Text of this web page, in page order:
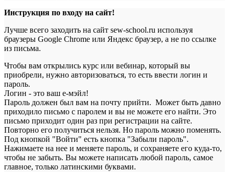
Инструкция по входу на сайт!
Лучше всего заходить на сайт sew-school.ru используя
браузеры Google Chrome или Яндекс браузер, а не по ссылке
из письма.
Чтобы вам открылись курс или вебинар, который вы
приобрели, нужно авторизоваться, то есть ввести логин и
пароль.
Логин - это ваш е-мэйл!
Пароль должен был вам на почту прийти. Может быть давно
приходило письмо с паролем и вы не можете его найти. Это
письмо приходит один раз при регистрации на сайте.
Повторно его получиться нельзя. Но пароль можно поменять.
Под кнопкой "Войти" есть кнопка "Забыли пароль".
Нажимаете на нее и меняете пароль, и сохраняете его куда-то,
чтобы не забыть. Вы можете написать любой пароль, самое
главное, только латинскими буквами.